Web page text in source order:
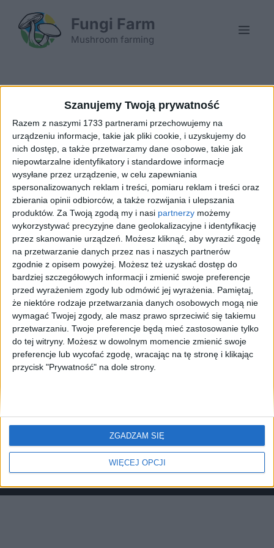
Szanujemy Twoją prywatność
Razem z naszymi 1733 partnerami przechowujemy na
urządzeniu informacje, takie jak pliki cookie, i uzyskujemy do
nich dostęp, a także przetwarzamy dane osobowe, takie jak
niepowtarzalne identyfikatory i standardowe informacje
wysyłane przez urządzenie, w celu zapewniania
spersonalizowanych reklam i treści, pomiaru reklam i treści oraz
zbierania opinii odbiorców, a także rozwijania i ulepszania
produktów. Za Twoją zgodą my i nasi partnerzy możemy
wykorzystywać precyzyjne dane geolokalizacyjne i identyfikację
przez skanowanie urządzeń. Możesz kliknąć, aby wyrazić zgodę
na przetwarzanie danych przez nas i naszych partnerów
zgodnie z opisem powyżej. Możesz też uzyskać dostęp do
bardziej szczegółowych informacji i zmienić swoje preferencje
przed wyrażeniem zgody lub odmówić jej wyrażenia.
Pamiętaj,
że niektóre rodzaje przetwarzania danych osobowych mogą nie
wymagać Twojej zgody, ale masz prawo sprzeciwić się takiemu
przetwarzaniu. Twoje preferencje będą mieć zastosowanie tylko
do tej witryny. Możesz w dowolnym momencie zmienić swoje
preferencje lub wycofać zgodę, wracając na tę stronę i klikając
przycisk "Prywatność" na dole strony.
WIĘCEJ OPCJI
ZGADZAM SIĘ
content
Fungi Farm
Mushroom farming
The protective effects of a polysaccharide
from shiitake mushroom
14/07/2026 byFungiFarm
High levels of glucose can be harmful to islet beta
cells, which are crucial for insulin production. In this
study, researchers examined the protective effects
JNK
© 2026 FungiFarm